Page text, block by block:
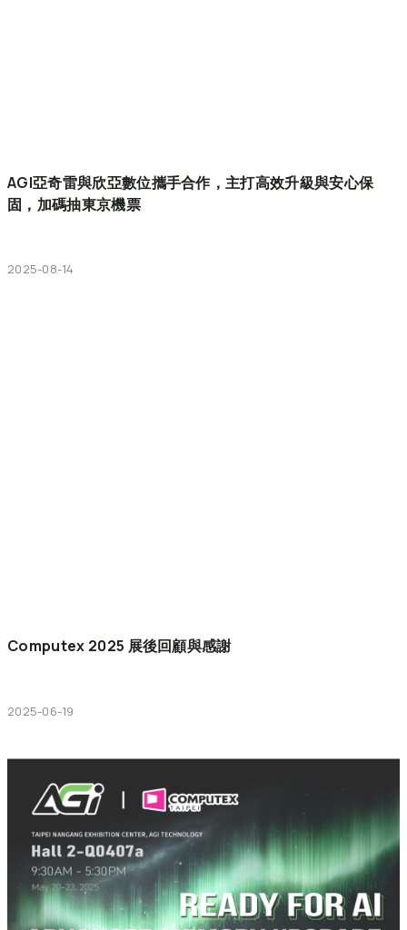
AGI亞奇雷與欣亞數位攜手合作，主打高效升級與安心保
固，加碼抽東京機票
2025-08-14
Computex 2025 展後回顧與感謝
2025-06-19